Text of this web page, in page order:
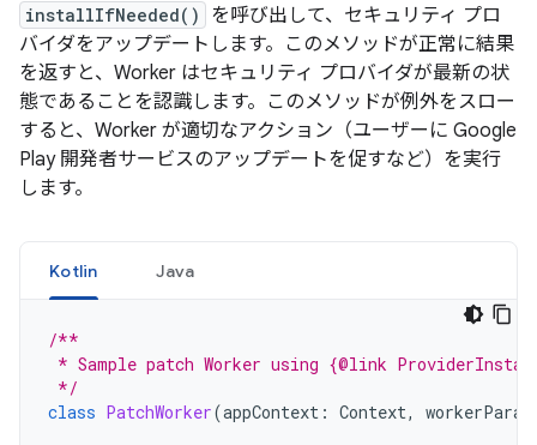
installIfNeeded()
を呼び出して、セキュリティ プロ
バイダをアップデートします。このメソッドが正常に結果
を返すと、Worker はセキュリティ プロバイダが最新の状
態であることを認識します。このメソッドが例外をスロー
すると、Worker が適切なアクション（ユーザーに Google
Play 開発者サービスのアップデートを促すなど）を実行
します。
Kotlin Java
/**
* Sample patch Worker using {@link
*/
class PatchWorker(appContext : Context,